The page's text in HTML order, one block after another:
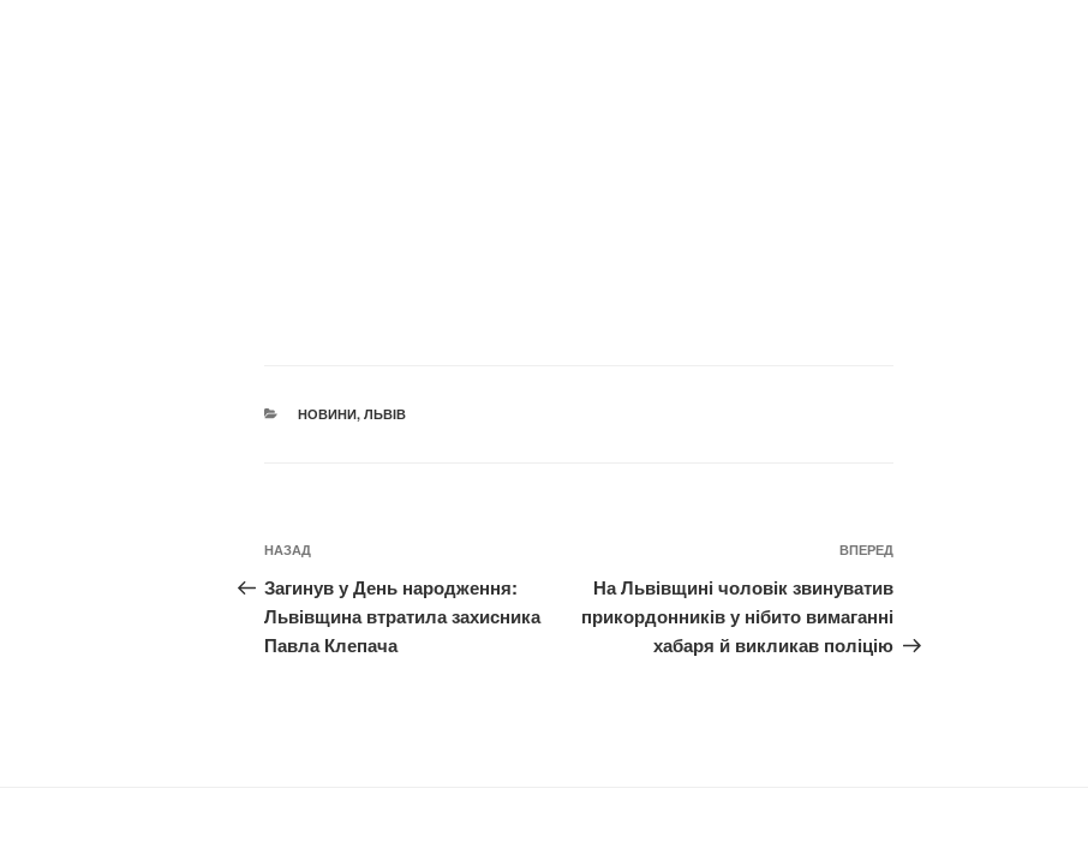
КАТЕГОРІЇ
НОВИНИ, ЛЬВІВ
Навігація
записів
Попередній
запис:
НАЗАД
Загинув у День народження:
Львівщина втратила захисника
Павла Клепача
Наступний
запис
ВПЕРЕД
На Львівщині чоловік звинуватив
прикордонників у нібито вимаганні
хабаря й викликав поліцію